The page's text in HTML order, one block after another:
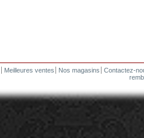
Meilleures ventes Nos magasins
Contactez-